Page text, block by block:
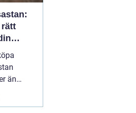
rätt
än
bär på